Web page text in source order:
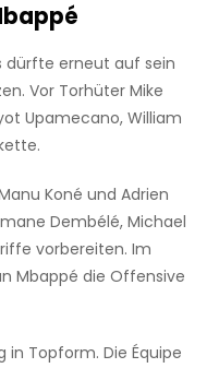
dürfte erneut auf sein
Vor Torhüter Mike
Upamecano, William
Koné und Adrien
Dembélé, Michael
vorbereiten. Im
Mbappé die Offensive
in Topform. Die Équipe